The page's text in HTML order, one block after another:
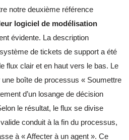
notre deuxième référence
logiciel de modélisation
évidente. La description
de tickets de support a été
flux clair et en haut vers le bas. Le
boîte de processus « Soumettre
d’un losange de décision
le résultat, le flux se divise
conduit à la fin du processus,
à « Affecter à un agent ». Ce